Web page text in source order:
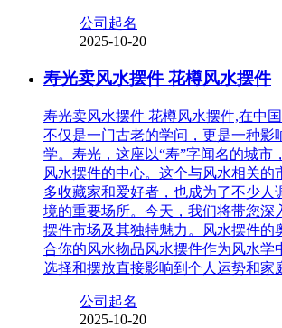
公司起名
2025-10-20
寿光卖风水摆件 花樽风水摆件
寿光卖风水摆件 花樽风水摆件,在中
不仅是一门古老的学问，更是一种影
学。寿光，这座以“寿”字闻名的城市
风水摆件的中心。这个与风水相关的
多收藏家和爱好者，也成为了不少人
境的重要场所。今天，我们将带您深
摆件市场及其独特魅力。风水摆件的
合你的风水物品风水摆件作为风水学
选择和摆放直接影响到个人运势和家
公司起名
2025-10-20